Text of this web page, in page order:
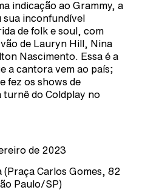
indicação ao Grammy, a
inconfundível
de folk e soul, com
de Lauryn Hill, Nina
Nascimento. Essa é a
a cantora vem ao país;
fez os shows de
turnê do Coldplay no
de 2023
(Praça Carlos Gomes, 82
Paulo/SP)